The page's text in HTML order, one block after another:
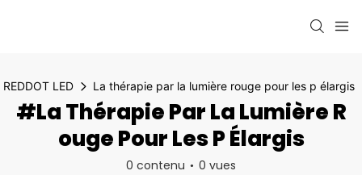
REDDOT LED La thérapie par la lumière rouge pour les p élargis
#La Thérapie Par La Lumière R
Ouge Pour Les P Élargis
0 contenu 0 vues